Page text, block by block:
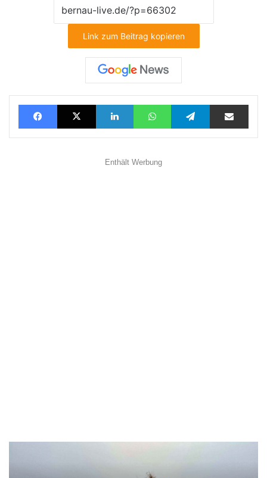
Link zum Beitrag kopieren
FacebookX LinkedInWhatsAppTelegramTeilen via E-Mail
Enthält Werbung